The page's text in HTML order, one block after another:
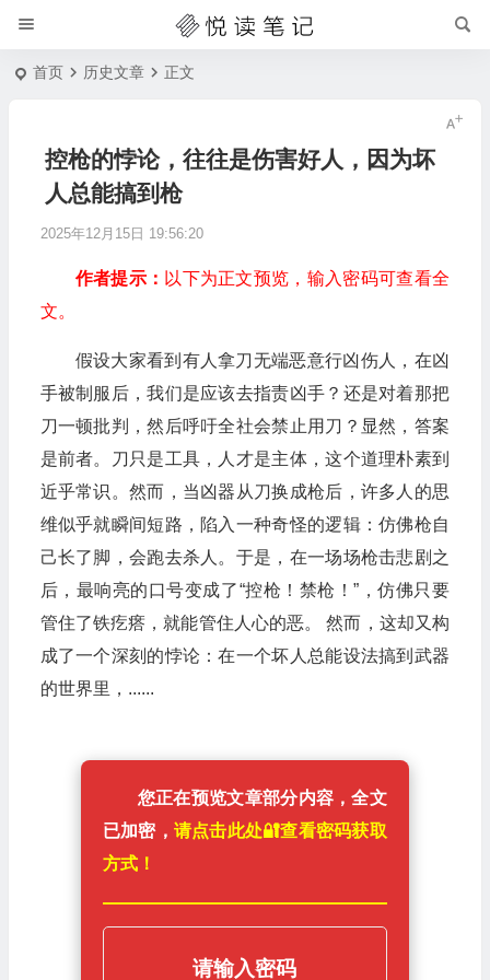
首页 历史文章 正文
控枪的悖论，往往是伤害好人，因为坏
人总能搞到枪
2025年12月15日 19:56:20
作者提示： 以下为正文预览，输入密码可查看全
文。
假设大家看到有人拿刀无端恶意行凶伤人，在凶
手被制服后，我们是应该去指责凶手？还是对着那把
刀一顿批判，然后呼吁全社会禁止用刀？显然，答案
是前者。刀只是工具，人才是主体，这个道理朴素到
近乎常识。然而，当凶器从刀换成枪后，许多人的思
维似乎就瞬间短路，陷入一种奇怪的逻辑：仿佛枪自
己长了脚，会跑去杀人。于是，在一场场枪击悲剧之
后，最响亮的口号变成了“控枪！禁枪！”，仿佛只要
管住了铁疙瘩，就能管住人心的恶。 然而，这却又构
成了一个深刻的悖论：在一个坏人总能设法搞到武器
的世界里，......
您正在预览文章部分内容，全文
已加密， 请点击此处🔐️查看密码获取
方式！
请输入密码